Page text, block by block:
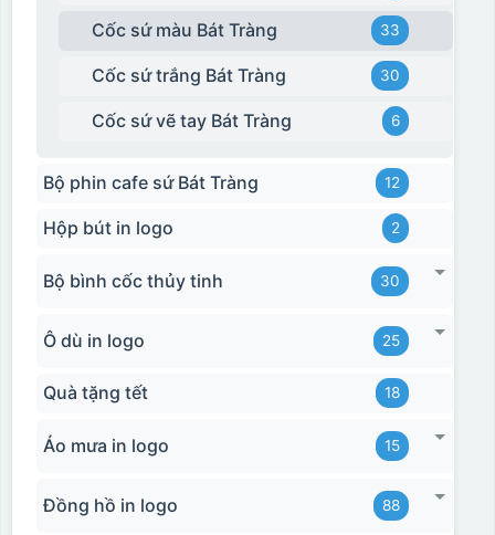
Cốc sứ màu Bát Tràng 33
Cốc sứ trắng Bát Tràng 30
Cốc sứ vẽ tay Bát Tràng 6
Bộ phin cafe sứ Bát Tràng 12
Hộp bút in logo 2
Bộ bình cốc thủy tinh 30
Ô dù in logo 25
Quà tặng tết 18
Áo mưa in logo 15
Đồng hồ in logo 88